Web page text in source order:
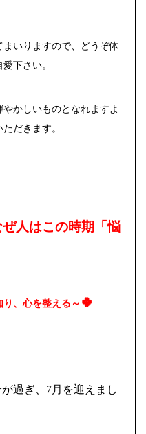
いりますので、どうぞ体
下さい。
かしいものとなれますよ
だきます。
人はこの時期「悩
、心を整える～ 🍀
過ぎ、7月を迎えまし